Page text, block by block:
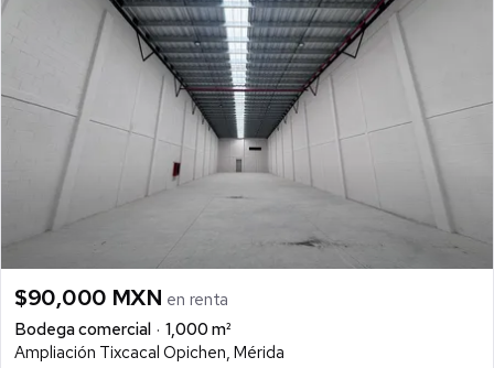
$90,000 MXN en renta
Bodega comercial
1,000 m²
Ampliación Tixcacal Opichen, Mérida